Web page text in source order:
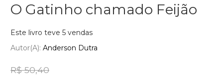
O Gatinho chamado Feijão
Este livro teve 5 vendas
Autor(a): Anderson Dutra
R$ 50,40